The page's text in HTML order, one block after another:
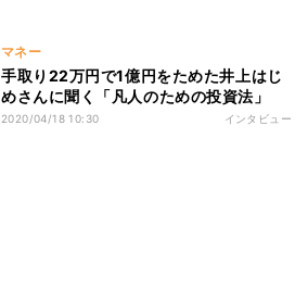
マネー
手取り22万円で1億円をためた井上はじ
めさんに聞く「凡人のための投資法」
2020/04/18 10:30 インタビュー